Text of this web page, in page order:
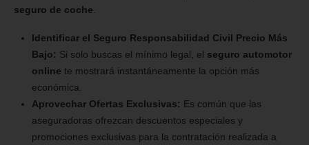
seguro de coche
Identificar el Seguro Responsabilidad Civil Precio Más
Bajo: Si solo buscas el mínimo legal, el seguro automotor
online te mostrará instantáneamente la opción más
económica.
Aprovechar Ofertas Exclusivas: Es común que las
aseguradoras ofrezcan descuentos especiales y
promociones exclusivas para la contratación realizada a